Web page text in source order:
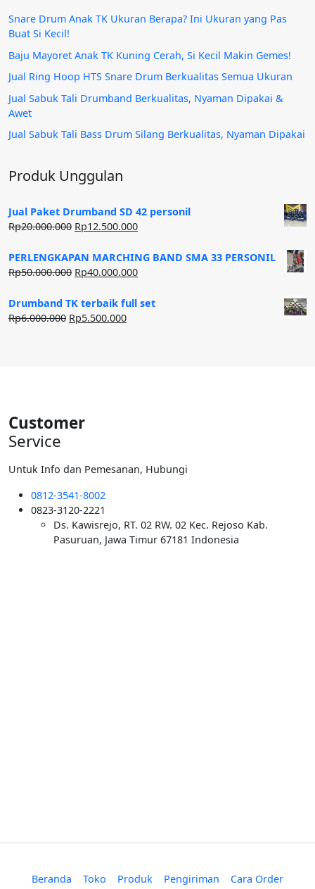
Snare Drum Anak TK Ukuran Berapa? Ini Ukuran yang Pas
Buat Si Kecil!
Baju Mayoret Anak TK Kuning Cerah, Si Kecil Makin Gemes!
Jual Ring Hoop HTS Snare Drum Berkualitas Semua Ukuran
Jual Sabuk Tali Drumband Berkualitas, Nyaman Dipakai &
Awet
Jual Sabuk Tali Bass Drum Silang Berkualitas, Nyaman Dipakai
Produk Unggulan
Jual Paket Drumband SD 42 personil
Rp20.000.000 Harga
adalah:
Rp20.000.000.
Rp12.500.000Harga
ini
adalah:
PERLENGKAPAN MARCHING BAND SMA 33 PERSONIL
Rp50.000.000 Harga
adalah:
Rp50.000.000.
Rp40.000.000Harga
ini
Drumband TK terbaik full set
Rp6.000.000 Harga
Rp5.500.000Harga
Customer
Service
Untuk Info dan Pemesanan, Hubungi
0812-3541-8002
0823-3120-2221
Ds. Kawisrejo, RT. 02 RW. 02 Kec. Rejoso Kab.
Pasuruan, Jawa Timur 67181 Indonesia
Beranda Toko Produk Pengiriman Cara Order